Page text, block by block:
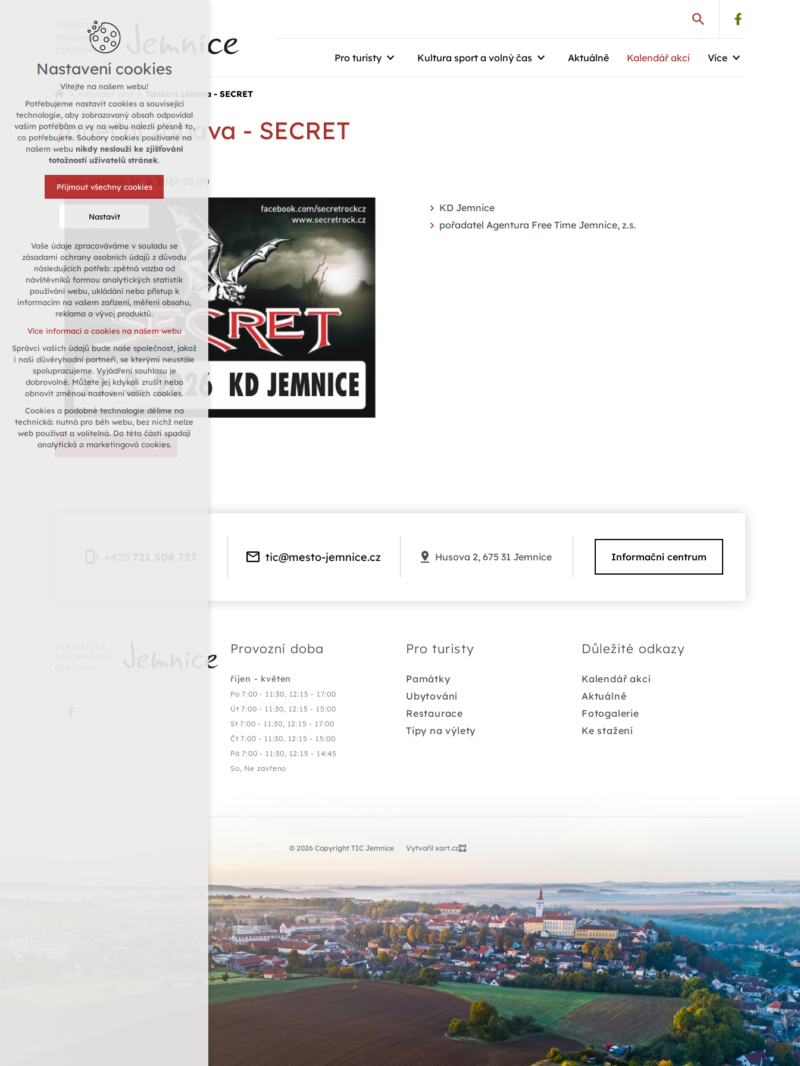
TURISTICKÉ
INFORMAČNÍ
CENTRUM
Pro turisty Kultura sport a volný čas Aktuálně Kalendář akcí Více
Taneční zábava - SECRET
Taneční zábava - SECRET
Termín události: 21. 3. 2026 20:00
KD Jemnice
pořadatel Agentura Free Time Jemnice, z.s.
ZPĚT NA KALENDÁŘ
tic@mesto-jemnice.cz Husova 2, 675 31 Jemnice Informační centrum
Provozní doba
říjen - květen
Po 7:00 - 11:30, 12:15 - 17:00
Út 7:00 - 11:30, 12:15 - 15:00
St 7:00 - 11:30, 12:15 - 17:00
Čt 7:00 - 11:30, 12:15 - 15:00
Pá 7:00 - 11:30, 12:15 - 14:45
So, Ne zavřeno
Pro turisty
Památky
Ubytování
Restaurace
Tipy na výlety
Důležité odkazy
Kalendář akcí
Aktuálně
Fotogalerie
Ke stažení
© 2026 Copyright TIC Jemnice Vytvořil xart.cz
Nastavení cookies
Vítejte na našem webu!
Potřebujeme nastavit cookies a související
technologie, aby zobrazovaný obsah odpovídal
vašim potřebám a vy na webu nalezli přesně to,
co potřebujete. Soubory cookies používané na
našem webu nikdy neslouží ke zjišťování
totožnosti uživatelů stránek.
Přijmout všechny cookies
Nastavit
Technická cookies
nutná pro provozování webu
udržení kontextu stránek (session):
případná přihlášení, volby jazyka, apod.
Volitelná cookies
vyhodnocení návštěvnosti
marketingová cookies (Google)
Více informací o cookies na našem webu
Odmítnout vše
Vaše údaje zpracováváme v souladu se
zásadami ochrany osobních údajů z důvodu
následujících potřeb: zpětná vazba od
návštěvníků formou analytických statistik
používání webu, ukládání nebo přístup k
informacím na vašem zařízení, měření obsahu,
reklama a vývoj produktů.
Více informací o cookies na našem webu
Správci vašich údajů bude naše společnost, jakož
i naši důvěryhodní partneři, se kterými neustále
spolupracujeme. Vyjádření souhlasu je
dobrovolné. Můžete jej kdykoli zrušit nebo
obnovit změnou nastavení vašich cookies.
Cookies a podobné technologie dělíme na
technická: nutná pro běh webu, bez nichž nelze
web používat a volitelná. Do této části spadají
analytická a marketingová cookies.